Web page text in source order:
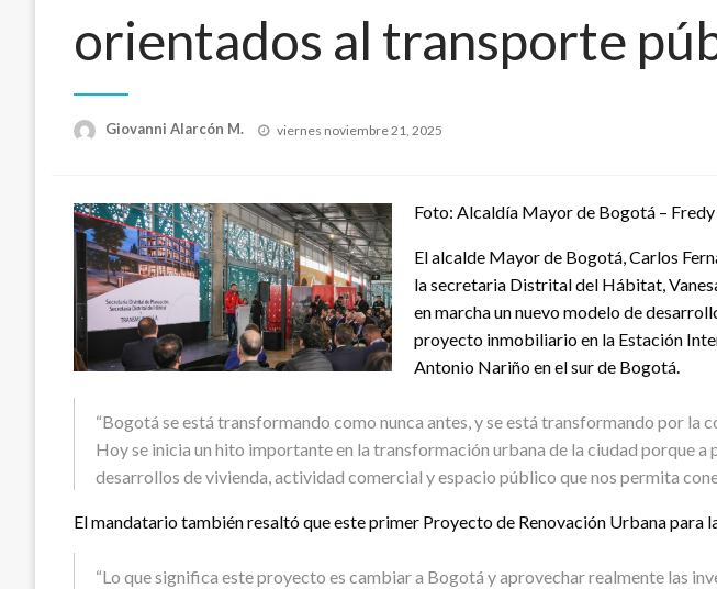
orientados al transporte
Giovanni Alarcón M.
Publicado
viernes noviembre 21, 2025
Foto: Alcaldía Mayor de Bogotá –
El alcalde Mayor de Bogotá, Carlos
la secretaria Distrital del Hábitat,
en marcha un nuevo modelo de
proyecto inmobiliario en la Estación
Antonio Nariño en el sur de Bogotá.
“Bogotá se está transformando como nunca antes, y se está transformando por
Hoy se inicia un hito importante en la transformación urbana de la ciudad porque
desarrollos de vivienda, actividad comercial y espacio público que nos permita
El mandatario también resaltó que este primer Proyecto de Renovación Urbana
“Lo que significa este proyecto es cambiar a Bogotá y aprovechar realmente las